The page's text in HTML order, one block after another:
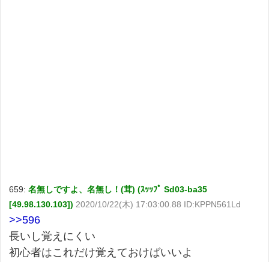
659: 名無しですよ、名無し！(茸) (ｽｯｯﾌﾟ Sd03-ba35
[49.98.130.103]) 2020/10/22(木) 17:03:00.88 ID:KPPN561Ld
>>596
長いし覚えにくい
初心者はこれだけ覚えておけばいいよ